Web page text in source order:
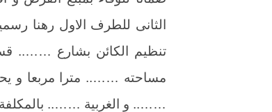
الثانى للطرف الاول رهنا
تنظيم الكائن بشارع
مساحته …….. مترا مربعا و
…….. و الغربية ……..